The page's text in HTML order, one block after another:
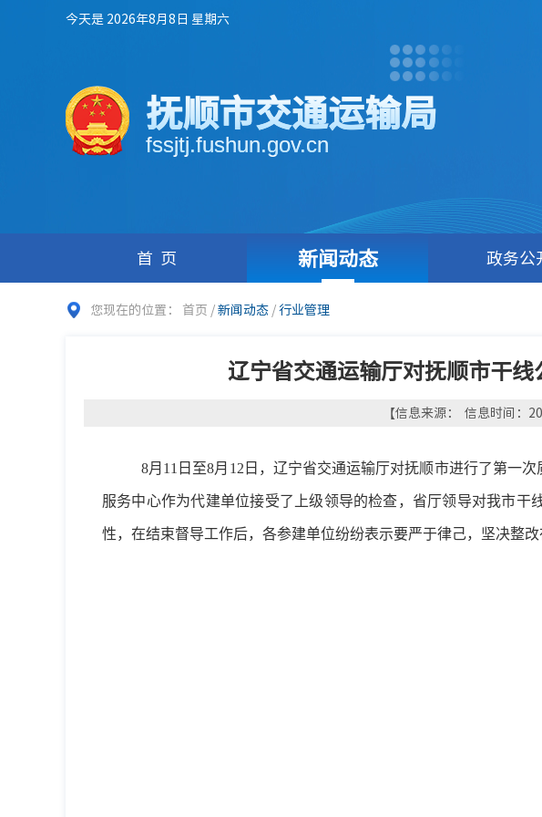
今天是 2026年8月8日 星期六
抚顺市交通运输局
fssjtj.fushun.gov.cn
首页 新闻动态 政务公
您现在的位置： 首页 /新闻动态 /行业管理
辽宁省交通运输厅对抚顺市干
【信息来源： 信息时间：
8月11日至8月12日，辽宁省交通运输厅对抚顺市进行了第一
服务中心作为代建单位接受了上级领导的检查，省厅领导对我市
性，在结束督导工作后，各参建单位纷纷表示要严于律己，坚决整